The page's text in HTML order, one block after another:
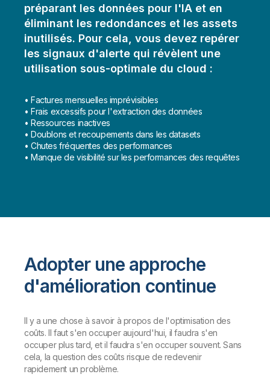
préparant les données pour l'IA et en
éliminant les redondances et les assets
inutilisés. Pour cela, vous devez repérer
les signaux d'alerte qui révèlent une
utilisation sous-optimale du cloud :
• Factures mensuelles imprévisibles
• Frais excessifs pour l'extraction des données
• Ressources inactives
• Doublons et recoupements dans les datasets
• Chutes fréquentes des performances
• Manque de visibilité sur les performances des requêtes
Adopter une approche
d'amélioration continue
Il y a une chose à savoir à propos de l'optimisation des
coûts. Il faut s'en occuper aujourd'hui, il faudra s'en
occuper plus tard, et il faudra s'en occuper souvent. Sans
cela, la question des coûts risque de redevenir
rapidement un problème.